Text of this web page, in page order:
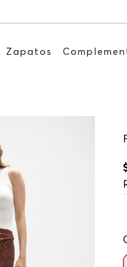
a nuestro
Zapatos